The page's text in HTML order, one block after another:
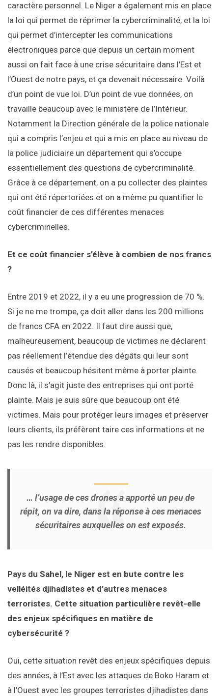
caractère personnel. Le Niger a également mis en place
la loi qui permet de réprimer la cybercriminalité, et la loi
qui permet d’intercepter les communications
électroniques parce que depuis un certain moment
aussi on fait face à une crise sécuritaire dans l’Est et
l’Ouest de notre pays, et ça devenait nécessaire. Voilà
d’un point de vue loi. D’un point de vue données, on
travaille beaucoup avec le ministère de l’Intérieur.
Notamment la Direction générale de la police nationale
qui a compris l’enjeu et qui a mis en place au niveau de
la police judiciaire un département qui s’occupe
essentiellement des questions de cybercriminalité.
Grâce à ce département, on a pu collecter des plaintes
qui ont été répertoriées et on a même pu quantifier le
coût financier de ces différentes menaces
cybercriminelles.
Et ce coût financier s’élève à combien de nos francs
?
Entre 2019 et 2022, il y a eu une progression de 70 %.
Si je ne me trompe, ça doit aller dans les 200 millions
de francs CFA en 2022. Il faut dire aussi que,
malheureusement, beaucoup de victimes ne déclarent
pas réellement l’étendue des dégâts qui leur sont
causés et beaucoup hésitent même à porter plainte.
Donc là, il s’agit juste des entreprises qui ont porté
plainte. Mais je suis sûre que beaucoup ont été
victimes. Mais pour protéger leurs images et préserver
leurs clients, ils préfèrent taire ces informations et ne
pas les rendre disponibles.
… l’usage de ces drones a apporté un peu de
répit, on va dire, dans la réponse à ces menaces
sécuritaires auxquelles on est exposés.
Pays du Sahel, le Niger est en bute contre les
velléités djihadistes et d’autres menaces
terroristes. Cette situation particulière revêt-elle
des enjeux spécifiques en matière de
cybersécurité ?
Oui, cette situation revêt des enjeux spécifiques depuis
des années, à l’Est avec les attaques de Boko Haram et
à l’Ouest avec les groupes terroristes djihadistes dans